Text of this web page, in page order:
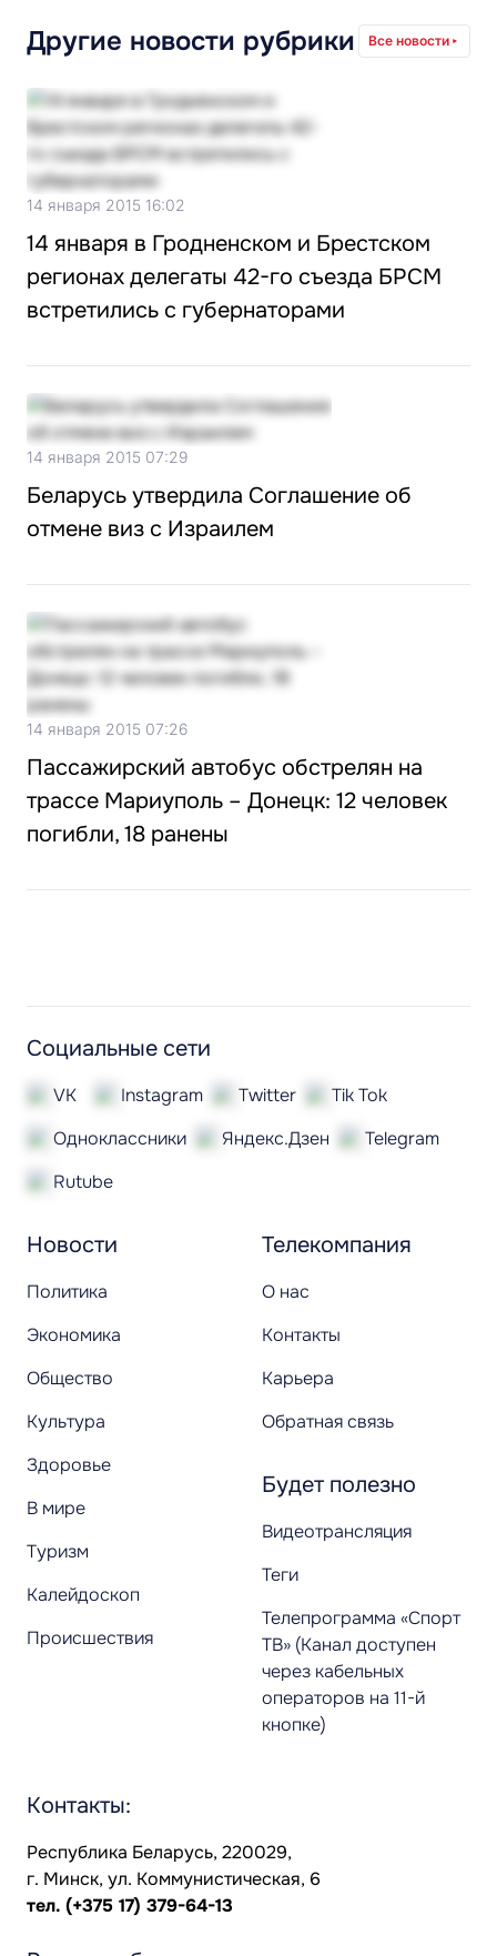
Другие новости рубрики Все новости
14 января 2015 16:02
14 января в Гродненском и Брестском
регионах делегаты 42-го съезда БРСМ
встретились с губернаторами
14 января 2015 07:29
Беларусь утвердила Соглашение об
отмене виз с Израилем
14 января 2015 07:26
Пассажирский автобус обстрелян на
трассе Мариуполь – Донецк: 12 человек
погибли, 18 ранены
Новости
Политика
Экономика
Общество
Культура
Здоровье
В мире
Туризм
Калейдоскоп
Происшествия
Телекомпания
О нас
Контакты
Карьера
Обратная связь
Будет полезно
Видеотрансляция
Теги
Телепрограмма «Спорт
ТВ» (Канал доступен
через кабельных
операторов на 11-й
кнопке)
Социальные сети
VK Instagram Twitter
Tik Tok
Одноклассники
Яндекс.Дзен
Telegram
Rutube
Контакты:
Республика Беларусь, 220029,
г. Минск, ул. Коммунистическая, 6
тел. (+375 17) 379-64-13